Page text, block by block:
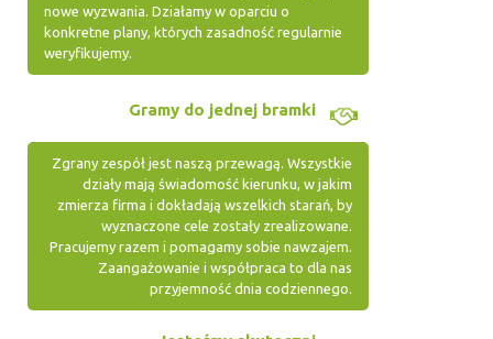
nowe wyzwania. Działamy w oparciu o
konkretne plany, których zasadność regularnie
weryfikujemy.
Gramy do jednej bramki
Zgrany zespół jest naszą przewagą. Wszystkie
działy mają świadomość kierunku, w jakim
zmierza firma i dokładają wszelkich starań, by
wyznaczone cele zostały zrealizowane.
Pracujemy razem i pomagamy sobie nawzajem.
Zaangażowanie i współpraca to dla nas
przyjemność dnia codziennego.